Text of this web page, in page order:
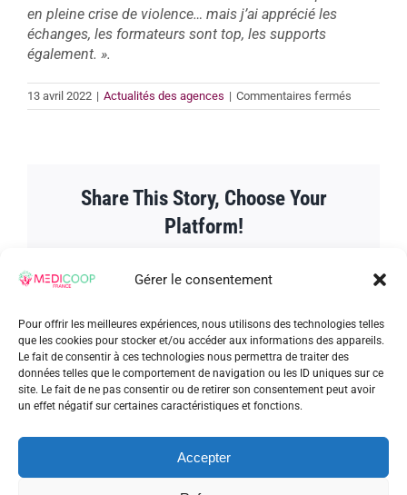
Gérer le consentement
Pour offrir les meilleures expériences, nous utilisons des technologies telles
que les cookies pour stocker et/ou accéder aux informations des appareils.
Le fait de consentir à ces technologies nous permettra de traiter des
données telles que le comportement de navigation ou les ID uniques sur ce
site. Le fait de ne pas consentir ou de retirer son consentement peut avoir
un effet négatif sur certaines caractéristiques et fonctions.
Accepter
en pleine crise de violence… mais j’ai apprécié les
échanges, les formateurs sont top, les supports
également. ».
13 avril 2022 | Actualités des agences | Commentaires fermés
Retour
Share This Story, Choose Your
Platform!
À propos de l'auteur :admin_patrick